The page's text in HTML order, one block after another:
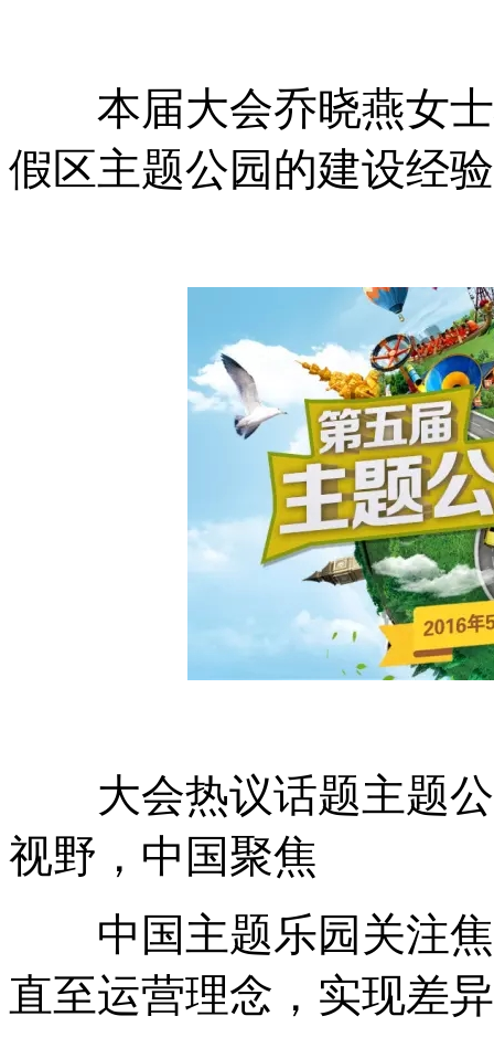
本届大会乔晓燕女士
假区主题公园的建设经
大会热议话题主题公
视野，中国聚焦
中国主题乐园关注焦
直至运营理念，实现差